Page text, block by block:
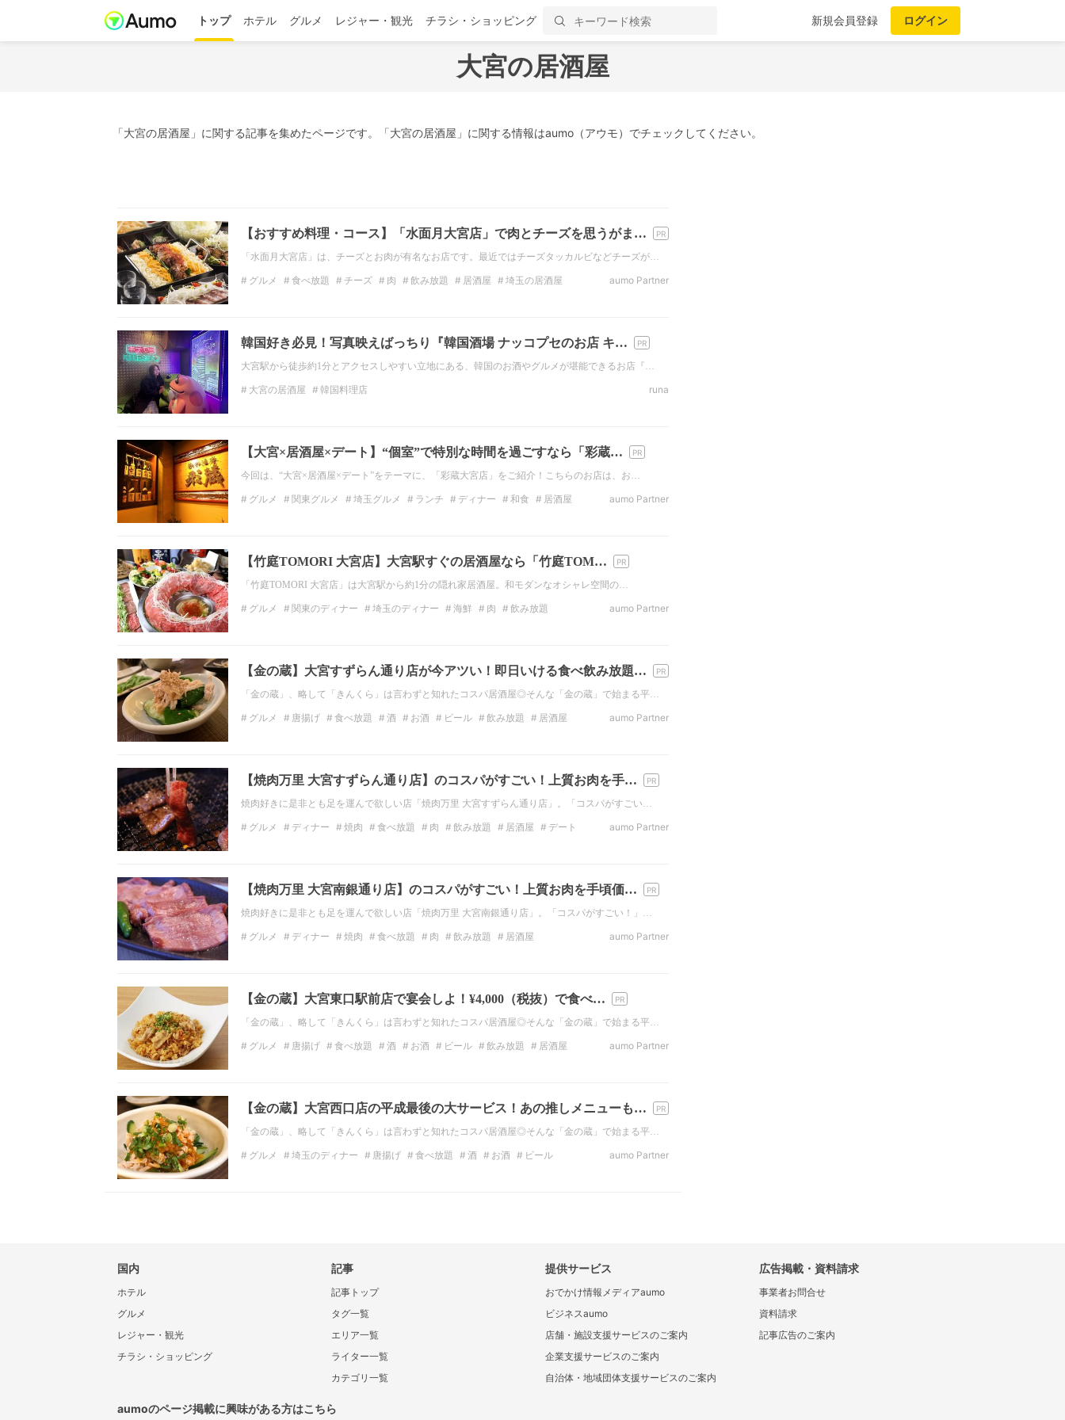
トップ ホテル グルメ レジャー・観光 チラシ・ショッピング 新規会員登録 ログイン
大宮の居酒屋
「大宮の居酒屋」に関する記事を集めたページです。「大宮の居酒屋」に関する情報はaumo（アウモ）でチェックしてください。
【おすすめ料理・コース】「水面月大宮店」で肉とチーズを思うがま…
「水面月大宮店」は、チーズとお肉が有名なお店です。最近ではチーズタッカルビなどチーズが…
グルメ 食べ放題 チーズ 肉 飲み放題 居酒屋
埼玉の居酒屋
aumo Partner
韓国好き必見！写真映えばっちり『韓国酒場 ナッコプセのお店 キ…
大宮駅から徒歩約1分とアクセスしやすい立地にある、韓国のお酒やグルメが堪能できるお店『…
大宮の居酒屋 韓国料理店 runa
【大宮×居酒屋×デート】“個室”で特別な時間を過ごすなら「彩蔵…
今回は、“大宮×居酒屋×デート”をテーマに、「彩蔵大宮店」をご紹介！こちらのお店は、お…
グルメ 関東グルメ 埼玉グルメ ランチ ディナー 和食
居酒屋
aumo Partner
【竹庭TOMORI 大宮店】大宮駅すぐの居酒屋なら「竹庭TOM…
「竹庭TOMORI 大宮店」は大宮駅から約1分の隠れ家居酒屋。和モダンなオシャレ空間の…
グルメ 関東のディナー 埼玉のディナー 海鮮 肉
飲み放題
aumo Partner
【金の蔵】大宮すずらん通り店が今アツい！即日いける食べ飲み放題…
「金の蔵」、略して「きんくら」は言わずと知れたコスパ居酒屋◎そんな「金の蔵」で始まる平…
グルメ 唐揚げ 食べ放題 酒 お酒 ビール 飲み放題
居酒屋
aumo Partner
【焼肉万里 大宮すずらん通り店】のコスパがすごい！上質お肉を手…
焼肉好きに是非とも足を運んで欲しい店「焼肉万里 大宮すずらん通り店」。「コスパがすごい…
グルメ ディナー 焼肉 食べ放題 肉 飲み放題 居酒屋
デート
aumo Partner
【焼肉万里 大宮南銀通り店】のコスパがすごい！上質お肉を手頃価…
焼肉好きに是非とも足を運んで欲しい店「焼肉万里 大宮南銀通り店」。「コスパがすごい！」…
グルメ ディナー 焼肉 食べ放題 肉 飲み放題
居酒屋
aumo Partner
【金の蔵】大宮東口駅前店で宴会しよ！¥4,000（税抜）で食べ…
「金の蔵」、略して「きんくら」は言わずと知れたコスパ居酒屋◎そんな「金の蔵」で始まる平…
グルメ 唐揚げ 食べ放題 酒 お酒 ビール 飲み放題
居酒屋
aumo Partner
【金の蔵】大宮西口店の平成最後の大サービス！あの推しメニューも…
「金の蔵」、略して「きんくら」は言わずと知れたコスパ居酒屋◎そんな「金の蔵」で始まる平…
グルメ 埼玉のディナー 唐揚げ 食べ放題 酒 お酒
ビール
aumo Partner
国内
ホテル
グルメ
レジャー・観光
チラシ・ショッピング
記事
記事トップ
タグ一覧
エリア一覧
ライター一覧
カテゴリ一覧
提供サービス
おでかけ情報メディアaumo
ビジネスaumo
店舗・施設支援サービスのご案内
企業支援サービスのご案内
自治体・地域団体支援サービスのご案内
広告掲載・資料請求
事業者お問合せ
資料請求
記事広告のご案内
aumoのページ掲載に興味がある方はこちら